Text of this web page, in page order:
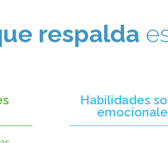
respalda
Habilidades